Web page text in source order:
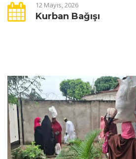
12 Mayıs, 2026
Kurban Bağışı